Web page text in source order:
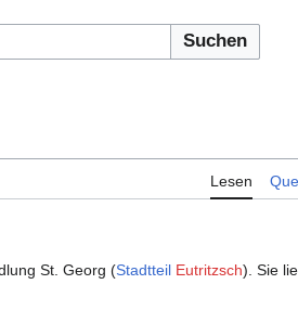
Suchen
Lesen
St. Georg (Stadtteil Eutritzsch). Sie